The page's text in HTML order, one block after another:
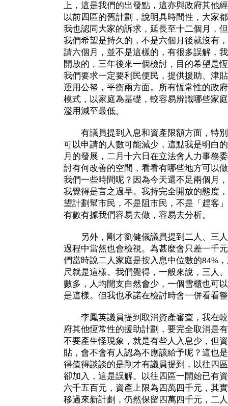
上，這是我們的出發點，這亦與政府其他
以前四區的舊計劃，說明具時間性，大家
我也認同大家的訴求，延長至十二個月，
我們希望是持久的，不是六個月後就沒有
請六個月，並不是這樣的，有很多誤解，
開放的，三年後來一個檢討，目的希望是
我們要求一定要利民便民，提供援助、津
運用公帑，平衡兩方面。所有恆常性的政
模式，以家庭為基礎，較容易辨識哪些家
濫用減至最低。
有議員提到入息和資產限額方面，特別
可以申請的人數可能減少，這點我是明白
月的發展，二月十六日在立法會人力事務
討有何改善的空間，看看有哪些地方可以
我們一些時間呢？因為今天還不足兩個月
我覺得是言之過早。我持完全開放的態度
望計劃幫市民，不是阻市民，不是「趕客
有數有據我們容易去做，容易去分析。
另外，剛才劉健儀議員提到二人、三人
過程中當然也會檢視。為甚麼會只差一千
們當時說二人家庭是按入息中位數的84%
尺就是這樣。我們覺得，一般來說，三人
數多，人均開支自然會少，一個雪櫃也可
是這樣。但我也承諾在檢討時會一併看看
李鳳英議員提到取消資產審查，我在較
府其他恆常性的援助計劃，要完全取消是
不要產生怪現象，就是有些人入息少，但
貼，會不會有人認為不應該給予呢？這也
得值得談談的是剛才有議員提到，以往四
卻加入，這是誤解。以往四區一開始已有
六千五百元，資產上限為四萬四千元，其
移過來新計劃，仍然保留四萬四千元，二